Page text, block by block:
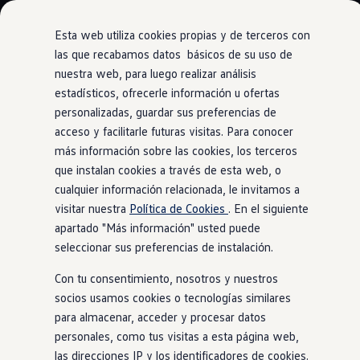
Esta web utiliza cookies propias y de terceros con
las que recabamos datos básicos de su uso de
nuestra web, para luego realizar análisis
estadísticos, ofrecerle información u ofertas
personalizadas, guardar sus preferencias de
acceso y facilitarle futuras visitas. Para conocer
más información sobre las cookies, los terceros
que instalan cookies a través de esta web, o
cualquier información relacionada, le invitamos a
visitar nuestra Política de Cookies . En el siguiente
apartado "Más información" usted puede
seleccionar sus preferencias de instalación.
Con tu consentimiento, nosotros y nuestros
socios usamos cookies o tecnologías similares
para almacenar, acceder y procesar datos
personales, como tus visitas a esta página web,
las direcciones IP y los identificadores de cookies.
Ir
directamente
al contenido
Ir
directamente
al pie de
página
Nuevo ID. Polo: El eléctrico para todos
Nuevo ID. Cross 100% eléctrico
Modelos 7 plazas
Descubre el nuevo Golf GTI 50 Aniversario
Gama Deportiva
Gama SUV de Volkswagen
Ofertas y promociones
Precios Especiales
Renueva tu Volkswagen
Trae un amigo a Volkswagen Canarias
Financiación Volkswagen
Volkswagen Flex & Serenity
Renting
Vehículos de ocasión
Concursos Volkswagen
Clientes
Buscador de Concesionarios
Atención al cliente
Accesorios
Guía de mantenimiento
Información Útil
Viajar en coche
VW Connect
Nuevo Passat.
Mantente conectado
con el mundo